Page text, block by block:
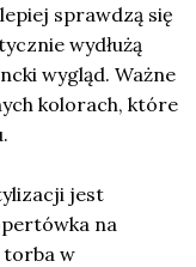
sprawdzą się
wydłużą
wygląd. Ważne
kolorach, które
jest
na
torba w